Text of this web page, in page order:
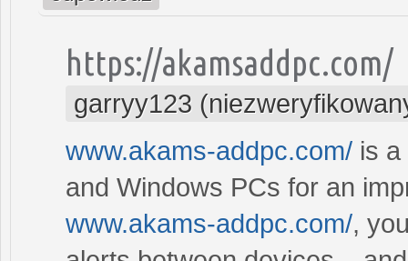
https://akamsaddpc.com/
garryy123
www.akams-addpc.com/ is
and Windows PCs for an
www.akams-addpc.com/,